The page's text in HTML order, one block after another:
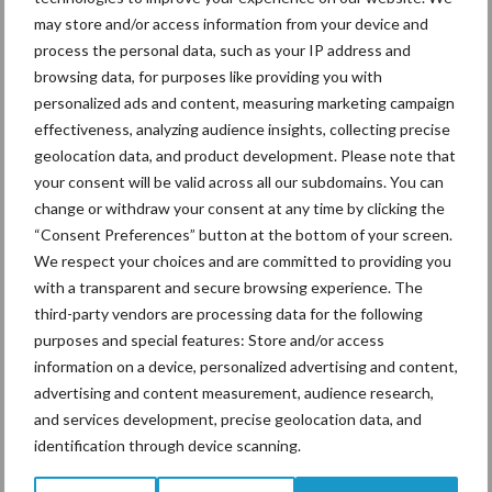
may store and/or access information from your device and
process the personal data, such as your IP address and
browsing data, for purposes like providing you with
personalized ads and content, measuring marketing campaign
effectiveness, analyzing audience insights, collecting precise
geolocation data, and product development. Please note that
your consent will be valid across all our subdomains. You can
change or withdraw your consent at any time by clicking the
“Consent Preferences” button at the bottom of your screen.
We respect your choices and are committed to providing you
with a transparent and secure browsing experience. The
third-party vendors are processing data for the following
purposes and special features: Store and/or access
information on a device, personalized advertising and content,
advertising and content measurement, audience research,
and services development, precise geolocation data, and
identification through device scanning.
VF 600/50 R22.5 164D
VF 710/45 R22.5 170D
VF 600/55 R26.5 170D
VF 710/50 R26.5 176D
VF 650/65 R30.5 181D
VF 750/60 R30.5 187D
Aanbevolen voor jou!
ForFarmers ziet volume en
marktaandeel groeien in